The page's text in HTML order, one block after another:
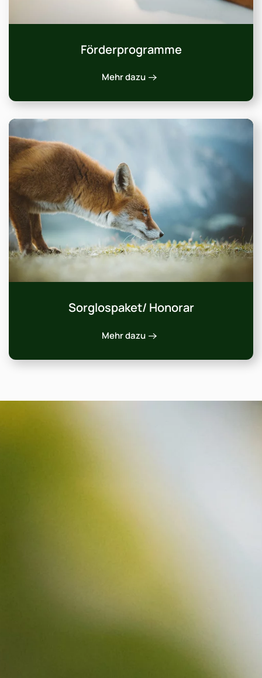
Förderprogramme
Mehr dazu
Sorglospaket/ Honorar
Mehr dazu